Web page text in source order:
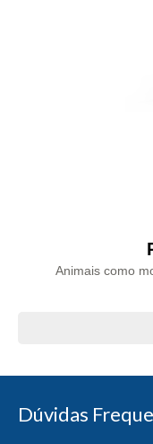
Animais como
Dúvidas